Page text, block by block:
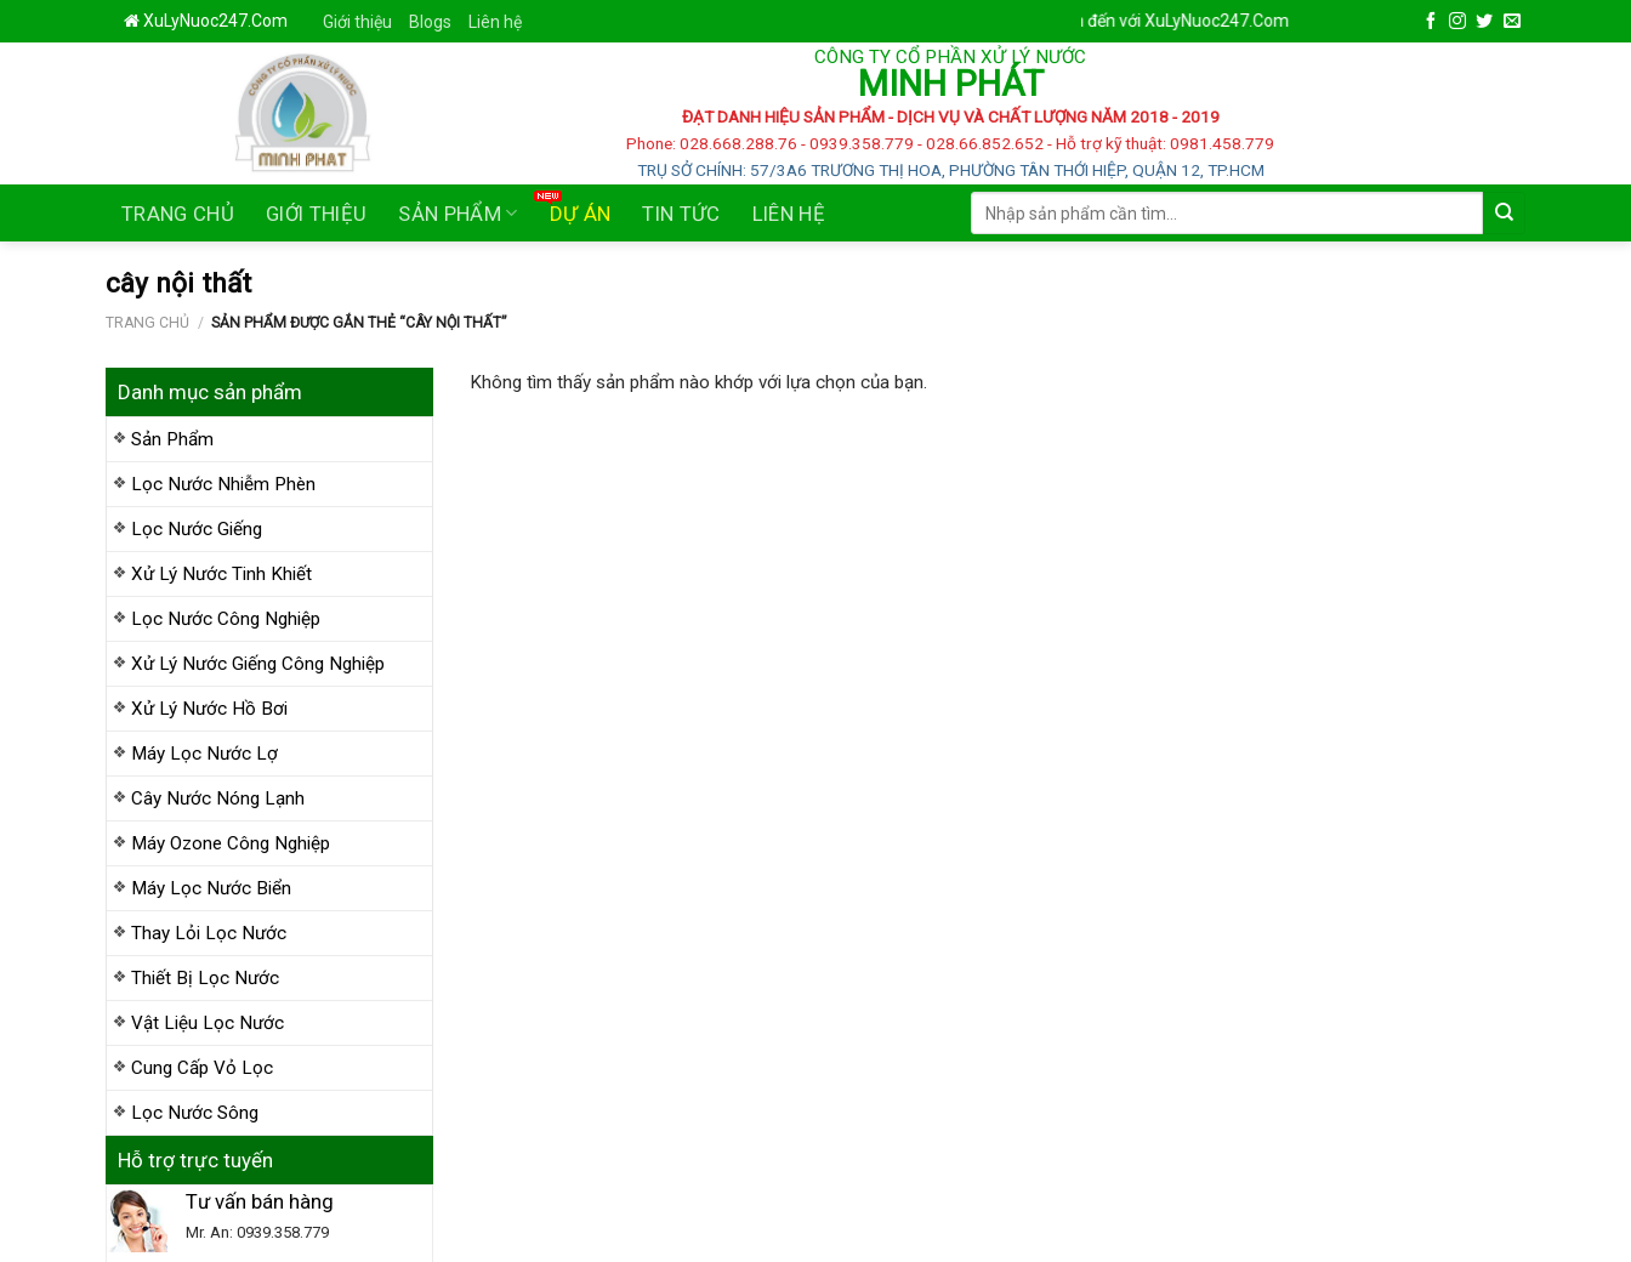
to
XuLyNuoc247.Com Giới thiệu Blogs Liên hệ Chào mừng bạn đến với XuLyNuoc247.Com
CÔNG TY CỔ PHẦN XỬ LÝ NƯỚC
MINH PHÁT
ĐẠT DANH HIỆU SẢN PHẨM - DỊCH VỤ VÀ CHẤT LƯỢNG NĂM 2018 - 2019
Phone: 028.668.288.76 - 0939.358.779 - 028.66.852.652 - Hỗ trợ kỹ thuật: 0981.458.779
TRỤ SỞ CHÍNH: 57/3A6 TRƯƠNG THỊ HOA, PHƯỜNG TÂN THỚI HIỆP, QUẬN 12, TP.HCM
TRANG CHỦ GIỚI THIỆU SẢN PHẨM DỰ ÁN TIN TỨC LIÊN HỆ
kiếm:
cây nội thất
TRANG CHỦ / SẢN PHẨM ĐƯỢC GẮN THẺ “CÂY NỘI THẤT”
Danh mục sản phẩm
Sản Phẩm
Lọc Nước Nhiễm Phèn
Lọc Nước Giếng
Xử Lý Nước Tinh Khiết
Lọc Nước Công Nghiệp
Xử Lý Nước Giếng Công Nghiệp
Xử Lý Nước Hồ Bơi
Máy Lọc Nước Lợ
Cây Nước Nóng Lạnh
Máy Ozone Công Nghiệp
Máy Lọc Nước Biển
Thay Lỏi Lọc Nước
Thiết Bị Lọc Nước
Vật Liệu Lọc Nước
Cung Cấp Vỏ Lọc
Lọc Nước Sông
Hỗ trợ trực tuyến
Tư vấn bán hàng
Mr. An: 0939.358.779
Không tìm thấy sản phẩm nào khớp với lựa chọn của bạn.